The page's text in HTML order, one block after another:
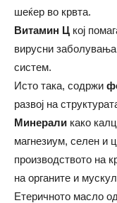
шеќер во крвта.
Витамин Ц кој
вирусни
систем.
Исто така, содржи
развој на
Минерали како
магнезиум, селен и
производството на
на органите и
Етеричното масло